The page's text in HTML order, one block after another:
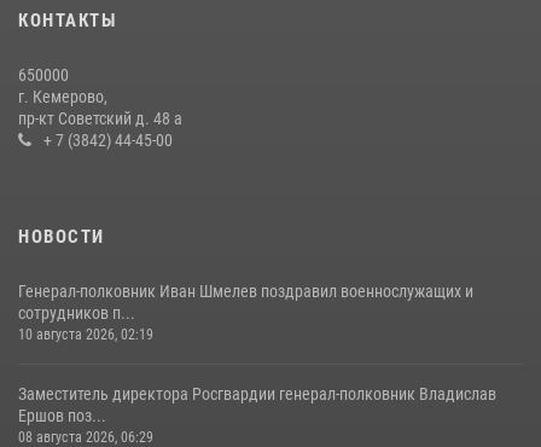
20 июля 2026, 10:54
с покупками
20 июля 2026, 08:52
КОНТАКТЫ
650000
г. Кемерово,
пр-кт Советский д. 48 а
+ 7 (3842) 44-45-00
НОВОСТИ
Генерал-полковник Иван Шмелев поздравил военнослужащих и
сотрудников п...
10 августа 2026, 02:19
Заместитель директора Росгвардии генерал-полковник Владислав
Ершов поз...
08 августа 2026, 06:29